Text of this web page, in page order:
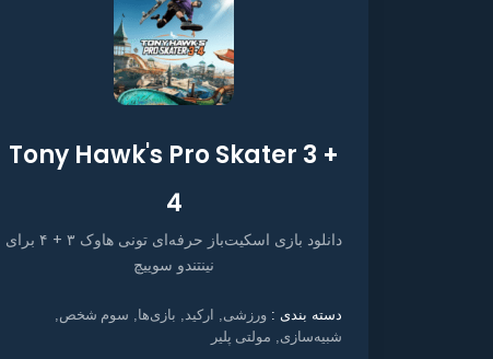
Tony Hawk's Pro Skater 3 +
4
دانلود بازی اسکیت‌باز حرفه‌ای تونی هاوک ۳ + ۴ برای
نینتندو سوییچ
دسته بندی : ورزشی ارکید بازی‌ها سوم شخص
شبیه‌سازی مولتی پلیر